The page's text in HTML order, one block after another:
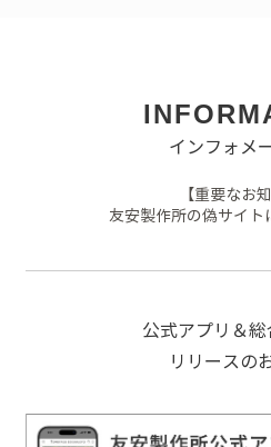
インフォメ
【重要なお
友安製作所の偽サイト
公式アプリ＆
リリースの